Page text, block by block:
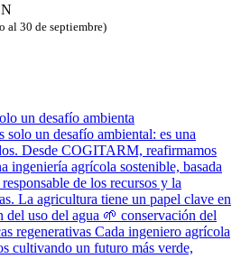
al 30 de septiembre)
un desafío ambienta